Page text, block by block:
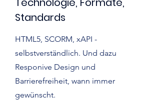
Standards
HTML5, SCORM, xAPI -
selbstverständlich. Und dazu
Responive Design und
Barrierefreiheit, wann immer
gewünscht.